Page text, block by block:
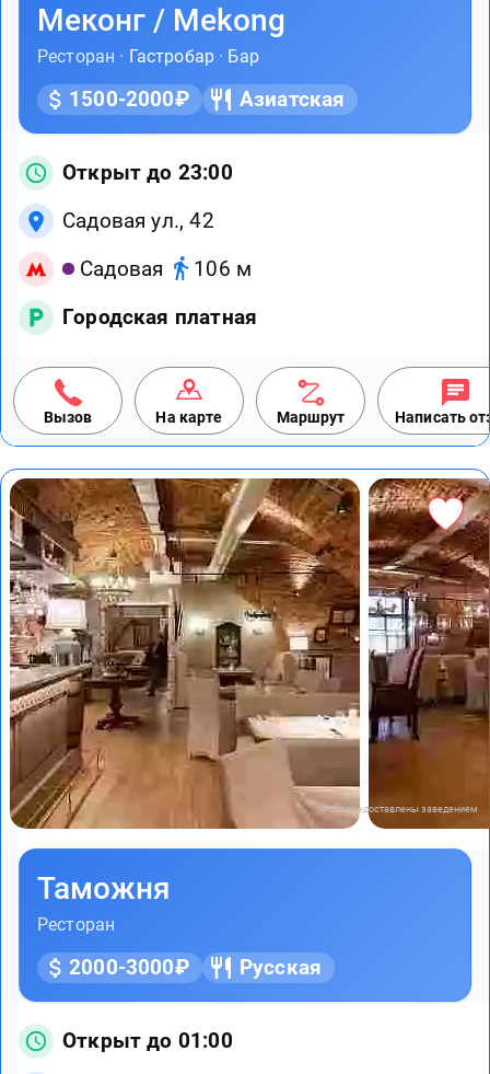
Меконг / Mekong
Ресторан · Гастробар · Бар
1500-2000₽ Азиатская
Открыт до 23:00
Садовая ул., 42
Садовая
106 м
Городская платная
Вызов На карте Маршрут Написать
Фото предоставлены заведением
Таможня
Ресторан
2000-3000₽ Русская
Открыт до 01:00